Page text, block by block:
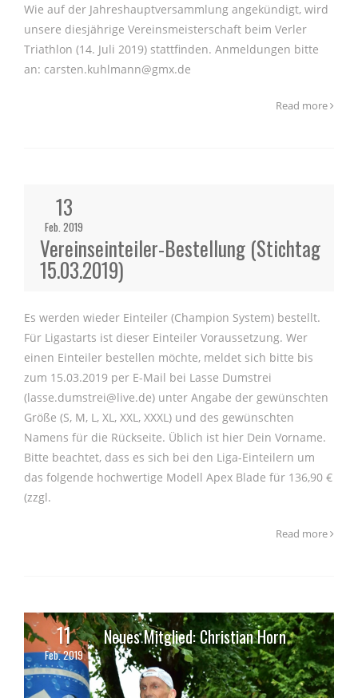
Wie auf der Jahreshauptversammlung angekündigt, wird
unsere diesjährige Vereinsmeisterschaft beim Verler
Triathlon (14. Juli 2019) stattfinden. Anmeldungen bitte
an: carsten.kuhlmann@gmx.de
Read more
13
Feb. 2019
Vereinseinteiler-Bestellung (Stichtag
15.03.2019)
Es werden wieder Einteiler (Champion System) bestellt.
Für Ligastarts ist dieser Einteiler Voraussetzung. Wer
einen Einteiler bestellen möchte, meldet sich bitte bis
zum 15.03.2019 per E-Mail bei Lasse Dumstrei
(lasse.dumstrei@live.de) unter Angabe der gewünschten
Größe (S, M, L, XL, XXL, XXXL) und des gewünschten
Namens für die Rückseite. Üblich ist hier Dein Vorname.
Bitte beachtet, dass es sich bei den Liga-Einteilern um
das folgende hochwertige Modell Apex Blade für 136,90 €
(zzgl.
Read more
11
Feb. 2019
Neues Mitglied: Christian Horn